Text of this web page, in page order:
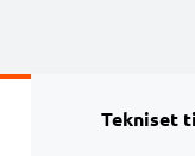
Tekniset